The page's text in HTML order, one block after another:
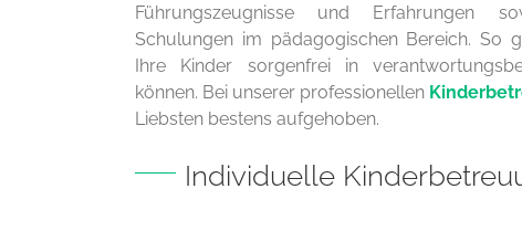
Führungszeugnisse und Erfahrungen
Schulungen im pädagogischen Bereich. So
Ihre Kinder sorgenfrei in
können. Bei unserer professionellen
Liebsten bestens aufgehoben.
Individuelle